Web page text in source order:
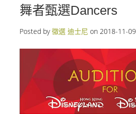
舞者甄選Dancers
Posted by徵選 迪士尼 on 2018-11-09